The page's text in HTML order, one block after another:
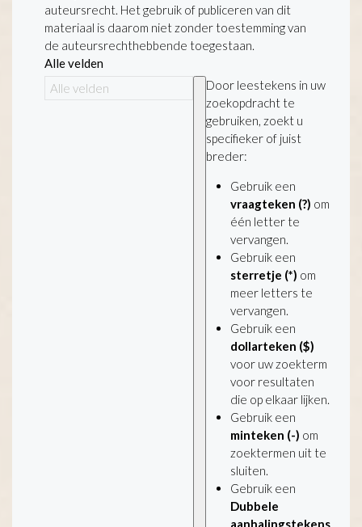
auteursrecht. Het gebruik of publiceren van dit
materiaal is daarom niet zonder toestemming van
de auteursrechthebbende toegestaan.
Alle velden
Door leestekens in uw
zoekopdracht te
gebruiken, zoekt u
specifieker of juist
breder:
Gebruik een
vraagteken (?) om
één letter te
vervangen.
Gebruik een
sterretje (*) om
meer letters te
vervangen.
Gebruik een
dollarteken ($)
voor uw zoekterm
voor resultaten
die op elkaar lijken.
Gebruik een
minteken (-) om
zoektermen uit te
sluiten.
Gebruik een
Dubbele
aanhalingstekens